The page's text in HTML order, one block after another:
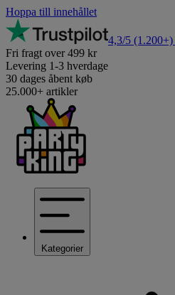
Hoppa till innehållet
4,3/5 (1.200+)
Fri fragt over 499 kr
Levering 1-3 hverdage
30 dages åbent køb
25.000+ artikler
Kategorier